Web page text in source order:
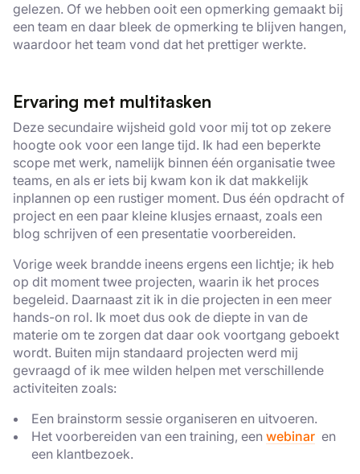
gelezen. Of we hebben ooit een opmerking gemaakt bij
een team en daar bleek de opmerking te blijven hangen,
waardoor het team vond dat het prettiger werkte.
Ervaring met multitasken
Deze secundaire wijsheid gold voor mij tot op zekere
hoogte ook voor een lange tijd. Ik had een beperkte
scope met werk, namelijk binnen één organisatie twee
teams, en als er iets bij kwam kon ik dat makkelijk
inplannen op een rustiger moment. Dus één opdracht of
project en een paar kleine klusjes ernaast, zoals een
blog schrijven of een presentatie voorbereiden.
Vorige week brandde ineens ergens een lichtje; ik heb
op dit moment twee projecten, waarin ik het proces
begeleid. Daarnaast zit ik in die projecten in een meer
hands-on rol. Ik moet dus ook de diepte in van de
materie om te zorgen dat daar ook voortgang geboekt
wordt. Buiten mijn standaard projecten werd mij
gevraagd of ik mee wilden helpen met verschillende
activiteiten zoals:
Een brainstorm sessie organiseren en uitvoeren.
Het voorbereiden van een training, een webinar en
een klantbezoek.